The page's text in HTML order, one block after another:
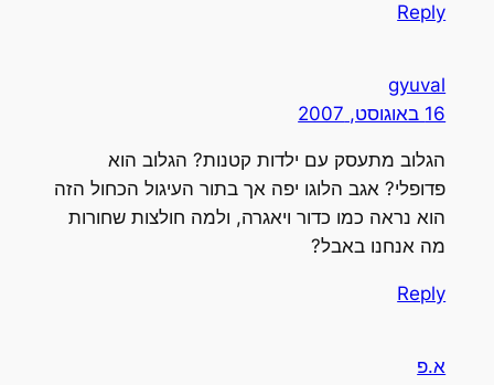
Reply
gyuval
16 באוגוסט, 2007
הגלוב מתעסק עם ילדות קטנות? הגלוב הוא
פדופלי? אגב הלוגו יפה אך בתור העיגול הכחול הזה
הוא נראה כמו כדור ויאגרה, ולמה חולצות שחורות
מה אנחנו באבל?
Reply
א.פ